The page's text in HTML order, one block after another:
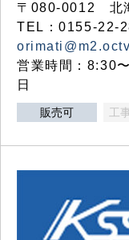
〒080-0012 北
TEL：0155-22-
営業時間：8:30
日
販売可 工